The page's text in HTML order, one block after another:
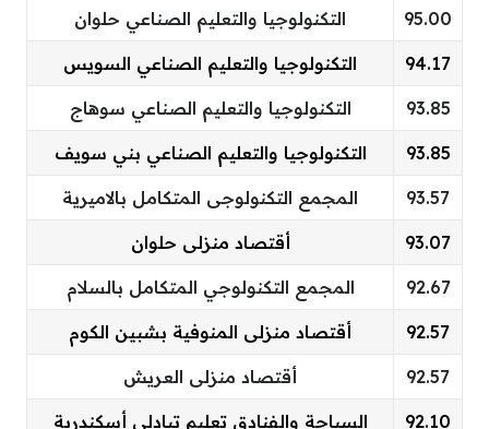
التكنولوجيا والتعليم الصناعي حلوان 95.00
التكنولوجيا والتعليم الصناعي السويس 94.17
التكنولوجيا والتعليم الصناعي سوهاج 93.85
التكنولوجيا والتعليم الصناعي بني سويف 93.85
المجمع التكنولوجى المتكامل بالاميرية 93.57
أقتصاد منزلى حلوان 93.07
المجمع التكنولوجي المتكامل بالسلام 92.67
أقتصاد منزلى المنوفية بشبين الكوم 92.57
أقتصاد منزلى العريش 92.57
السياحة والفنادق تعليم تبادلى أسكندرية 92.10